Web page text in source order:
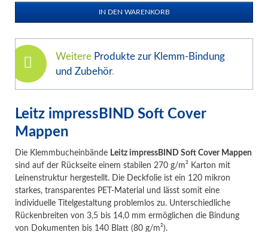
Weitere Produkte zur Klemm-Bindung
und Zubehör.
Leitz impressBIND Soft Cover
Mappen
Die Klemmbucheinbände Leitz impressBIND Soft Cover Mappen
sind auf der Rückseite einem stabilen 270 g/m² Karton mit
Leinenstruktur hergestellt. Die Deckfolie ist ein 120 mikron
starkes, transparentes PET-Material und lässt somit eine
individuelle Titelgestaltung problemlos zu. Unterschiedliche
Rückenbreiten von 3,5 bis 14,0 mm ermöglichen die Bindung
von Dokumenten bis 140 Blatt (80 g/m²).